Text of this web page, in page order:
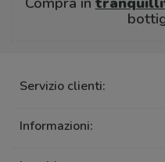
Servizio clienti:
Informazioni: